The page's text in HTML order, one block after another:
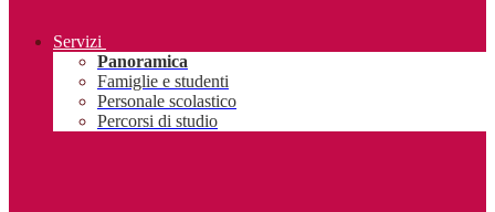
Servizi
Panoramica
Famiglie e studenti
Personale scolastico
Percorsi di studio